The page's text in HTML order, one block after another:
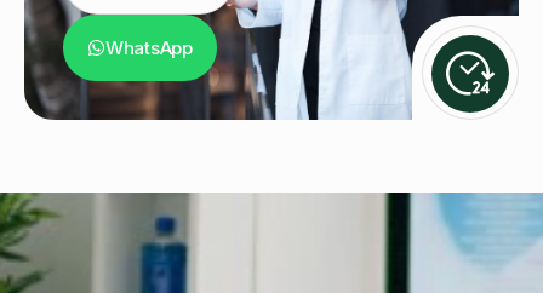
WhatsApp